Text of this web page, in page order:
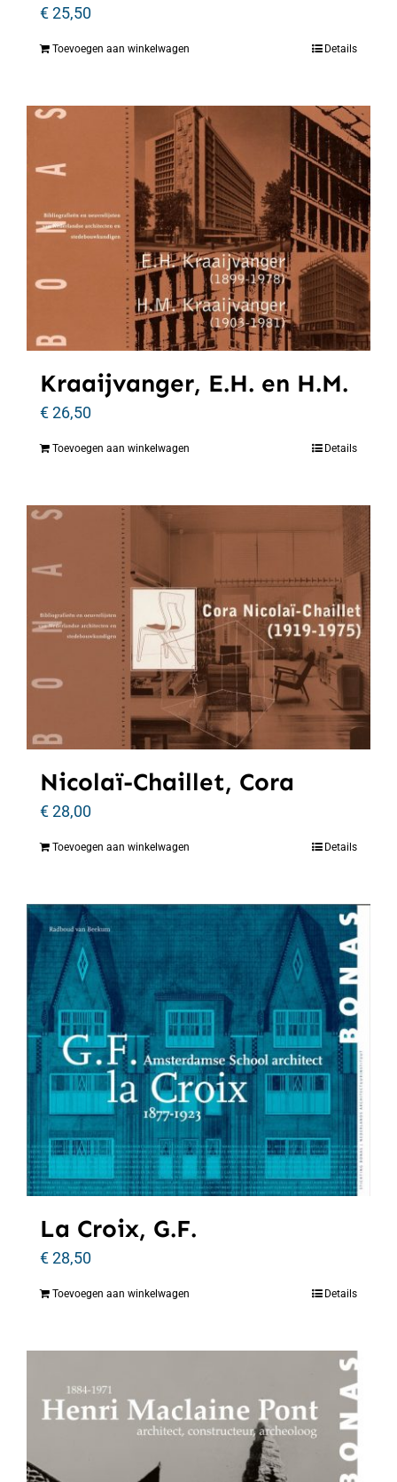
€25,50
Toevoegen aan winkelwagen Details
Kraaijvanger, E.H. en H.M.
€26,50
Toevoegen aan winkelwagen Details
Nicolaï-Chaillet, Cora
€28,00
Toevoegen aan winkelwagen Details
La Croix, G.F.
€28,50
Toevoegen aan winkelwagen Details